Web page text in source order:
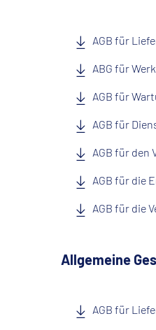
AGB für
ABG für
AGB für
AGB für
AGB für den
AGB für die
AGB für die
Allgemeine
AGB für